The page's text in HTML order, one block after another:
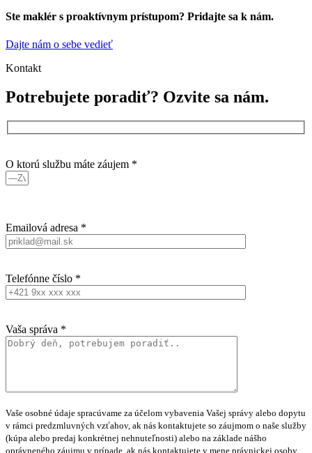
Ste maklér s proaktívnym prístupom? Pridajte sa k nám.
Dajte nám o sebe vedieť
Kontakt
Potrebujete poradiť? Ozvite sa nám.
O ktorú službu máte záujem *
Emailová adresa *
Telefónne číslo *
Vaša správa *
Vaše osobné údaje spracúvame za účelom vybavenia Vašej správy alebo dopytu
v rámci predzmluvných vzťahov, ak nás kontaktujete so záujmom o naše služby
(kúpa alebo predaj konkrétnej nehnuteľnosti) alebo na základe nášho
oprávneného záujmu v prípade, ak nás kontaktujete v mene právnickej osoby